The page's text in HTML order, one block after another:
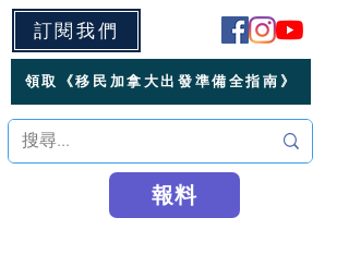
訂閱我們
領取《移民加拿大出發準備全指南》
報料